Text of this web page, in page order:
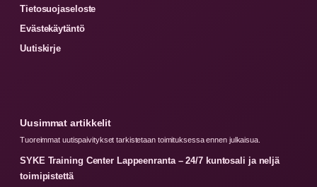
Tietosuojaseloste
Evästekäytäntö
Uutiskirje
Uusimmat artikkelit
Tuoreimmat uutispaivitykset tarkistetaan toimituksessa ennen julkaisua.
SYKE Training Center Lappeenranta – 24/7 kuntosali ja neljä
toimipistettä